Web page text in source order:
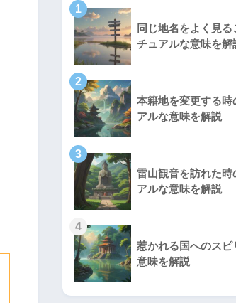
1
同じ地名をよく見る
チュアルな意味を解
2
本籍地を変更する時
アルな意味を解説
3
雷山観音を訪れた時
アルな意味を解説
4
惹かれる国へのスピ
意味を解説